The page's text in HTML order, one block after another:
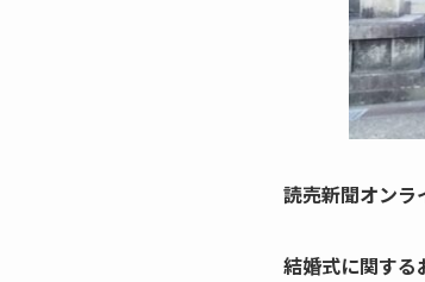
読売新聞オンラ
結婚式に関する